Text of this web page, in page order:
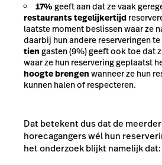
17%geeft aan dat ze vaak
restaurants tegelijkertijd
laatste moment beslissen waar ze
daarbij hun andere reserveringen
tien gasten (9%) geeft ook toe dat
waar ze hun reservering geplaatst
hoogte brengen wanneer ze hun
kunnen halen of respecteren.
Dat betekent dus dat de
horecagangers wél hun
het onderzoek blijkt namelijk dat: